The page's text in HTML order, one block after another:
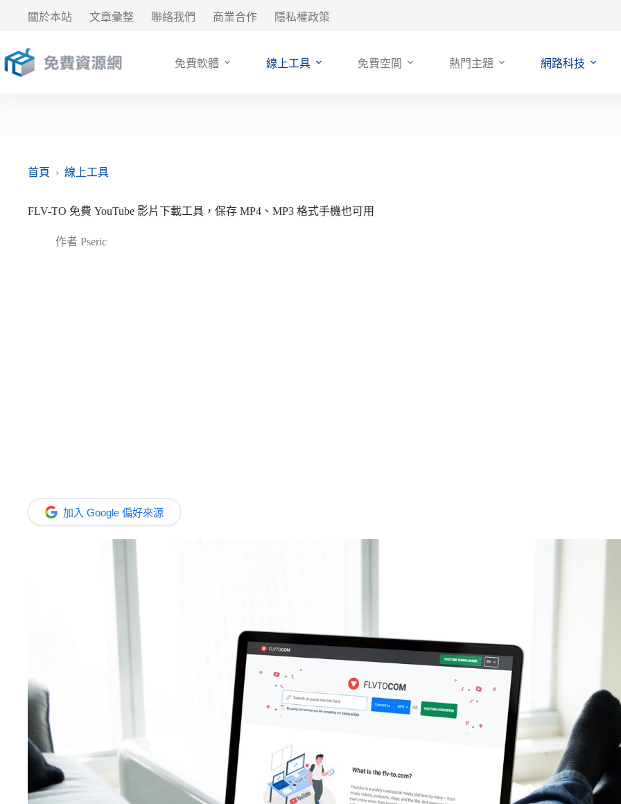
要
內
關於本站 文章彙整 聯絡我們 商業合作 隱私權政策
免費軟體 線上工具 免費空間 熱門主題 網路科技
首頁 › 線上工具
FLV-TO 免費 YouTube 影片下載工具，保存 MP4、MP3 格式手機也可用
作者 Pseric
加入 Google 偏好來源